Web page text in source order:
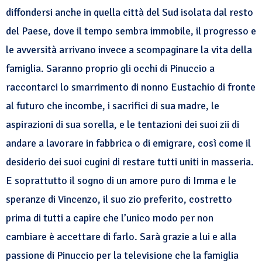
diffondersi anche in quella città del Sud isolata dal resto
del Paese, dove il tempo sembra immobile, il progresso e
le avversità arrivano invece a scompaginare la vita della
famiglia. Saranno proprio gli occhi di Pinuccio a
raccontarci lo smarrimento di nonno Eustachio di fronte
al futuro che incombe, i sacrifici di sua madre, le
aspirazioni di sua sorella, e le tentazioni dei suoi zii di
andare a lavorare in fabbrica o di emigrare, così come il
desiderio dei suoi cugini di restare tutti uniti in masseria.
E soprattutto il sogno di un amore puro di Imma e le
speranze di Vincenzo, il suo zio preferito, costretto
prima di tutti a capire che l’unico modo per non
cambiare è accettare di farlo. Sarà grazie a lui e alla
passione di Pinuccio per la televisione che la famiglia